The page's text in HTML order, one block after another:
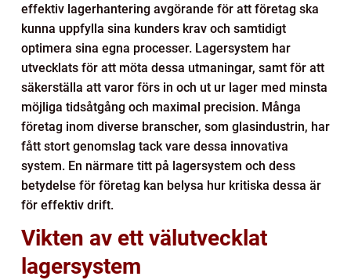
effektiv lagerhantering avgörande för att företag ska
kunna uppfylla sina kunders krav och samtidigt
optimera sina egna processer. Lagersystem har
utvecklats för att möta dessa utmaningar, samt för att
säkerställa att varor förs in och ut ur lager med minsta
möjliga tidsåtgång och maximal precision. Många
företag inom diverse branscher, som glasindustrin, har
fått stort genomslag tack vare dessa innovativa
system. En närmare titt på lagersystem och dess
betydelse för företag kan belysa hur kritiska dessa är
för effektiv drift.
Vikten av ett välutvecklat
lagersystem